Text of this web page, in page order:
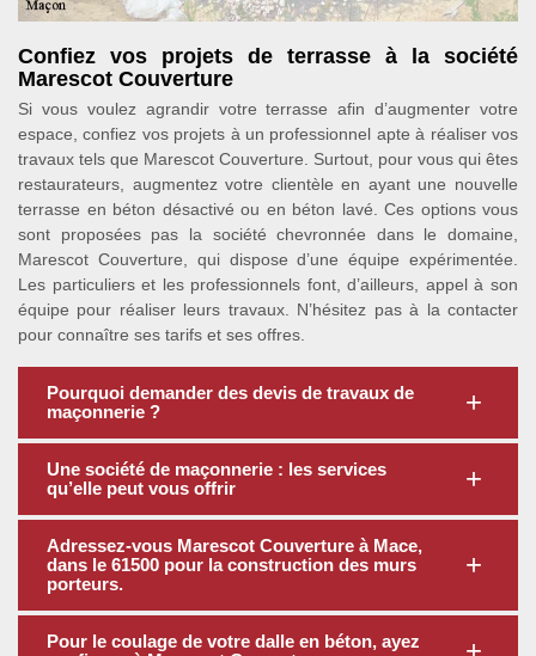
Confiez vos projets de terrasse à la société
Marescot Couverture
Si vous voulez agrandir votre terrasse afin d’augmenter votre
espace, confiez vos projets à un professionnel apte à réaliser vos
travaux tels que Marescot Couverture. Surtout, pour vous qui êtes
restaurateurs, augmentez votre clientèle en ayant une nouvelle
terrasse en béton désactivé ou en béton lavé. Ces options vous
sont proposées pas la société chevronnée dans le domaine,
Marescot Couverture, qui dispose d’une équipe expérimentée.
Les particuliers et les professionnels font, d’ailleurs, appel à son
équipe pour réaliser leurs travaux. N’hésitez pas à la contacter
pour connaître ses tarifs et ses offres.
Pourquoi demander des devis de travaux de
maçonnerie ?
Une société de maçonnerie : les services
qu’elle peut vous offrir
Adressez-vous Marescot Couverture à Mace,
dans le 61500 pour la construction des murs
porteurs.
Pour le coulage de votre dalle en béton, ayez